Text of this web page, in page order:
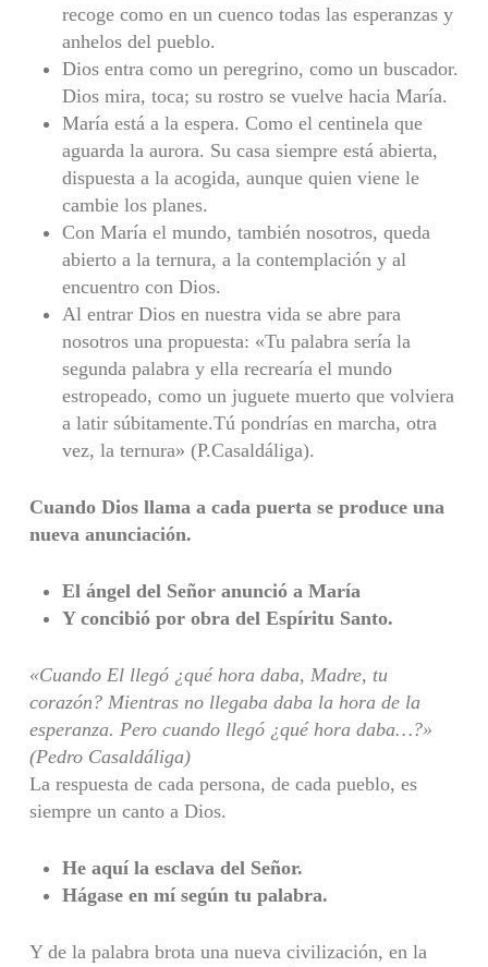
recoge como en un cuenco todas las esperanzas y
anhelos del pueblo.
Dios entra como un peregrino, como un buscador.
Dios mira, toca; su rostro se vuelve hacia María.
María está a la espera. Como el centinela que
aguarda la aurora. Su casa siempre está abierta,
dispuesta a la acogida, aunque quien viene le
cambie los planes.
Con María el mundo, también nosotros, queda
abierto a la ternura, a la contemplación y al
encuentro con Dios.
Al entrar Dios en nuestra vida se abre para
nosotros una propuesta: «Tu palabra sería la
segunda palabra y ella recrearía el mundo
estropeado, como un juguete muerto que volviera
a latir súbitamente.Tú pondrías en marcha, otra
vez, la ternura» (P.Casaldáliga).
Cuando Dios llama a cada puerta se produce una
nueva anunciación.
El ángel del Señor anunció a María
Y concibió por obra del Espíritu Santo.
«Cuando El llegó ¿qué hora daba, Madre, tu
corazón? Mientras no llegaba daba la hora de la
esperanza. Pero cuando llegó ¿qué hora daba…?»
(Pedro Casaldáliga)
La respuesta de cada persona, de cada pueblo, es
siempre un canto a Dios.
He aquí la esclava del Señor.
Hágase en mí según tu palabra.
Y de la palabra brota una nueva civilización, en la